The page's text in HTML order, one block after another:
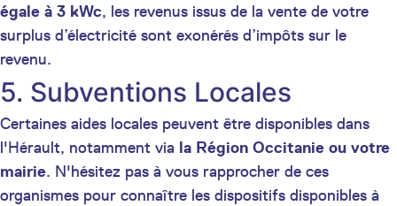
égale à 3 kWc, les revenus issus de la vente de votre
surplus d’électricité sont exonérés d’impôts sur le
revenu.
5. Subventions Locales
Certaines aides locales peuvent être disponibles dans
l'Hérault, notamment via la Région Occitanie ou votre
mairie. N'hésitez pas à vous rapprocher de ces
organismes pour connaître les dispositifs disponibles à